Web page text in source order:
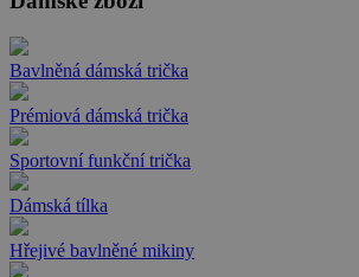
Bavlněná dámská trička
Prémiová dámská trička
Sportovní funkční trička
Dámská tílka
Hřejivé bavlněné mikiny